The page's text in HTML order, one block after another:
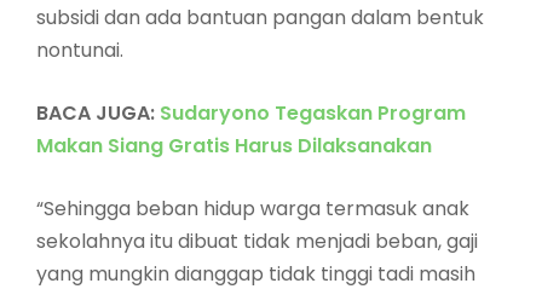
subsidi dan ada bantuan pangan dalam bentuk
nontunai.
BACA JUGA: Sudaryono Tegaskan Program
Makan Siang Gratis Harus Dilaksanakan
“Sehingga beban hidup warga termasuk anak
sekolahnya itu dibuat tidak menjadi beban, gaji
yang mungkin dianggap tidak tinggi tadi masih